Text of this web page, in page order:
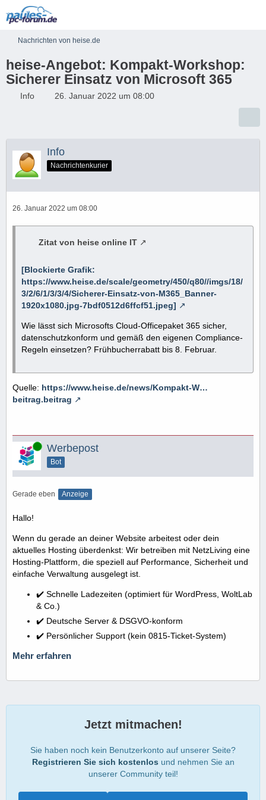
Nachrichten von heise.de
heise-Angebot: Kompakt-Workshop:
Sicherer Einsatz von Microsoft 365
Info 26. Januar 2022 um 08:00
Info
Nachrichtenkurier
26. Januar 2022 um 08:00
Zitat von heise online IT
[Blockierte Grafik:
https://www.heise.de/scale/geometry/450/q80//imgs/18/
3/2/6/1/3/3/4/Sicherer-Einsatz-von-M365_Banner-
1920x1080.jpg-7bdf0512d6ffcf51.jpeg]
Wie lässt sich Microsofts Cloud-Officepaket 365 sicher,
datenschutzkonform und gemäß den eigenen Compliance-
Regeln einsetzen? Frühbucherrabatt bis 8. Februar.
Quelle: https://www.heise.de/news/Kompakt-W…
beitrag.beitrag
Online Werbepost
Bot
Gerade eben Anzeige
Hallo!
Wenn du gerade an deiner Website arbeitest oder dein
aktuelles Hosting überdenkst: Wir betreiben mit NetzLiving eine
Hosting-Plattform, die speziell auf Performance, Sicherheit und
einfache Verwaltung ausgelegt ist.
✔️ Schnelle Ladezeiten (optimiert für WordPress, WoltLab
& Co.)
✔️ Deutsche Server & DSGVO-konform
✔️ Persönlicher Support (kein 0815-Ticket-System)
Mehr erfahren
Jetzt mitmachen!
Sie haben noch kein Benutzerkonto auf unserer Seite?
Registrieren Sie sich kostenlos und nehmen Sie an
unserer Community teil!